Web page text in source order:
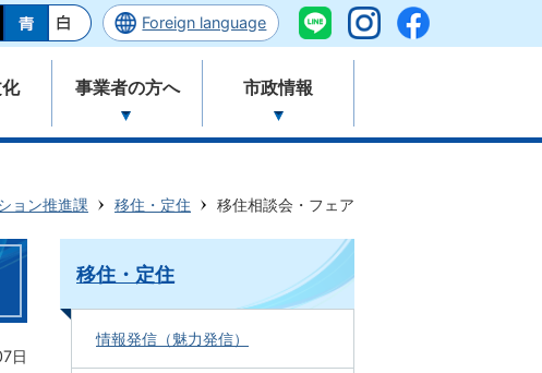
Foreign language
事業者の方へ 市政情報
ョン推進課 移住・定住 移住相談会・フェア
日
移住・定住
情報発信（魅力発信）